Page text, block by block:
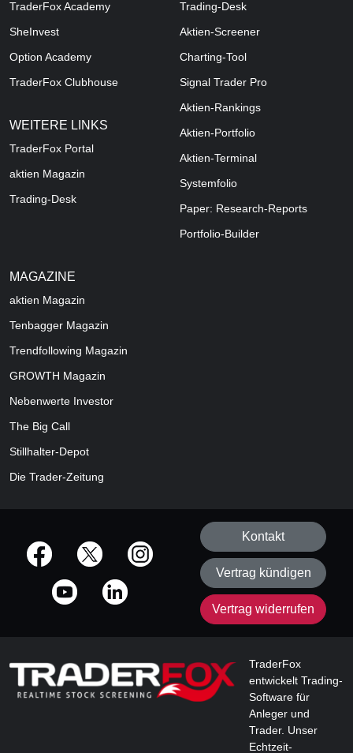
TraderFox Academy
SheInvest
Option Academy
TraderFox Clubhouse
WEITERE LINKS
TraderFox Portal
aktien Magazin
Trading-Desk
Trading-Desk
Aktien-Screener
Charting-Tool
Signal Trader Pro
Aktien-Rankings
Aktien-Portfolio
Aktien-Terminal
Systemfolio
Paper: Research-Reports
Portfolio-Builder
MAGAZINE
aktien Magazin
Tenbagger Magazin
Trendfollowing Magazin
GROWTH Magazin
Nebenwerte Investor
The Big Call
Stillhalter-Depot
Die Trader-Zeitung
offizielle Social Media-Accounts
Kontakt
Vertrag kündigen
Vertrag widerrufen
TraderFox
entwickelt Trading-
Software für
Anleger und
Trader. Unser
Echtzeit-